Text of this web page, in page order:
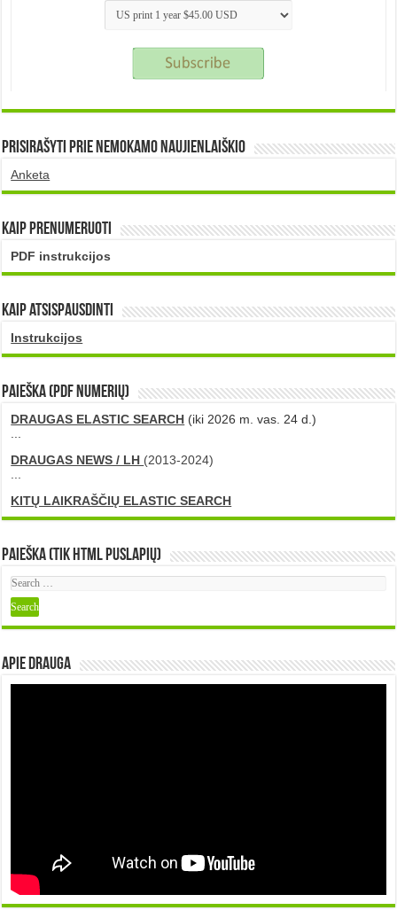
Prisirašyti prie nemokamo naujienlaiškio
Anketa
Kaip prenumeruoti
PDF instrukcijos
Kaip atsispausdinti
Instrukcijos
PAIEŠKA (PDF numerių)
DRAUGAS ELASTIC SEARCH (iki 2026 m. vas. 24 d.)
DRAUGAS NEWS / LH (2013-2024)
KITŲ LAIKRAŠČIŲ ELASTIC SEARCH
Paieška (tik HTML puslapių)
Apie DRAUGA